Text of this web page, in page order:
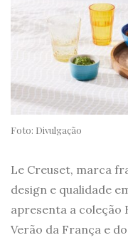
Foto: Divulgação
Le Creuset, marca
design e qualidade
apresenta a coleção
Verão da França e